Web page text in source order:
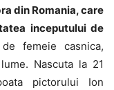
din Romania, care
inceputului de
femeie casnica,
Nascuta la 21
pictorului Ion